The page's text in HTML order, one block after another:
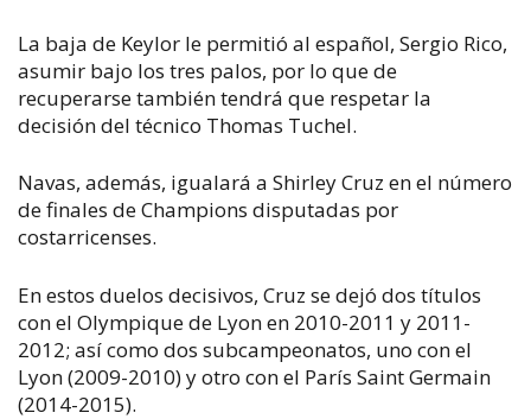
La baja de Keylor le permitió al español, Sergio Rico,
asumir bajo los tres palos, por lo que de
recuperarse también tendrá que respetar la
decisión del técnico Thomas Tuchel.
Navas, además, igualará a Shirley Cruz en el número
de finales de Champions disputadas por
costarricenses.
En estos duelos decisivos, Cruz se dejó dos títulos
con el Olympique de Lyon en 2010-2011 y 2011-
2012; así como dos subcampeonatos, uno con el
Lyon (2009-2010) y otro con el París Saint Germain
(2014-2015).